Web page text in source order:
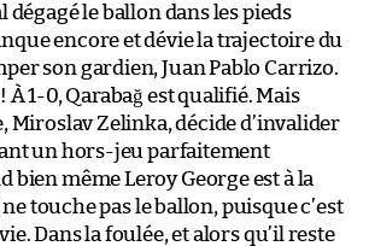
dégagé le ballon dans les pieds
encore et dévie la trajectoire du
son gardien, Juan Pablo Carrizo.
À 1-0, Qarabağ est qualifié. Mais
Miroslav Zelinka, décide d’invalider
un hors-jeu parfaitement
bien même Leroy George est à la
touche pas le ballon, puisque c’est
Dans la foulée, et alors qu’il reste